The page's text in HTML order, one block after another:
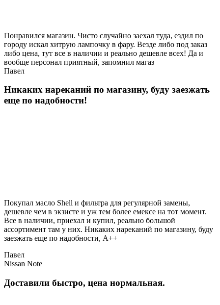
Понравился магазин. Чисто случайно заехал туда, ездил по
городу искал хитрую лампочку в фару. Везде либо под заказ
либо цена, тут все в наличии и реально дешевле всех! Да и
вообще персонал приятный, запомнил магаз
Павел
Никаких нареканий по магазину, буду заезжать
еще по надобности!
Покупал масло Shell и фильтра для регулярной замены,
дешевле чем в экзисте и уж тем более емексе на тот момент.
Все в наличии, приехал и купил, реально большой
ассортимент там у них. Никаких нареканий по магазину, буду
заезжать еще по надобности, A++
Павел
Nissan Note
Доставили быстро, цена нормальная.